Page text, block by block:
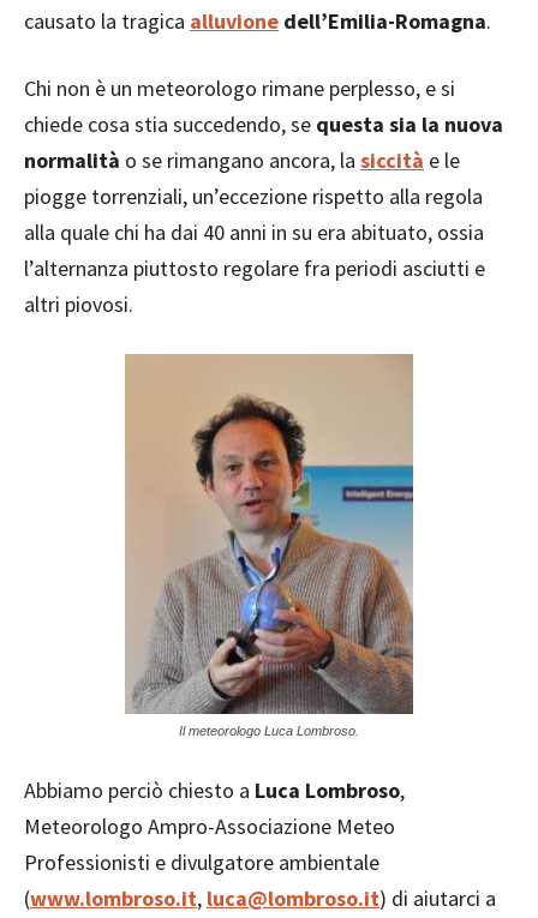
causato la tragica alluvione dell’Emilia-Romagna.
Chi non è un meteorologo rimane perplesso, e si
chiede cosa stia succedendo, se questa sia la nuova
normalità o se rimangano ancora, la siccità e le
piogge torrenziali, un’eccezione rispetto alla regola
alla quale chi ha dai 40 anni in su era abituato, ossia
l’alternanza piuttosto regolare fra periodi asciutti e
altri piovosi.
Il meteorologo Luca Lombroso.
Abbiamo perciò chiesto a Luca Lombroso,
Meteorologo Ampro-Associazione Meteo
Professionisti e divulgatore ambientale
(www.lombroso.it, luca@lombroso.it) di aiutarci a